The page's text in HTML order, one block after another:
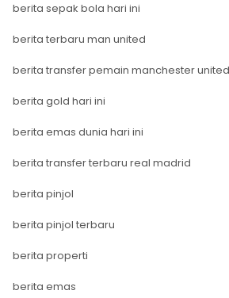
berita sepak bola hari ini
berita terbaru man united
berita transfer pemain manchester
berita gold hari ini
berita emas dunia hari ini
berita transfer terbaru real madrid
berita pinjol
berita pinjol terbaru
berita properti
berita emas